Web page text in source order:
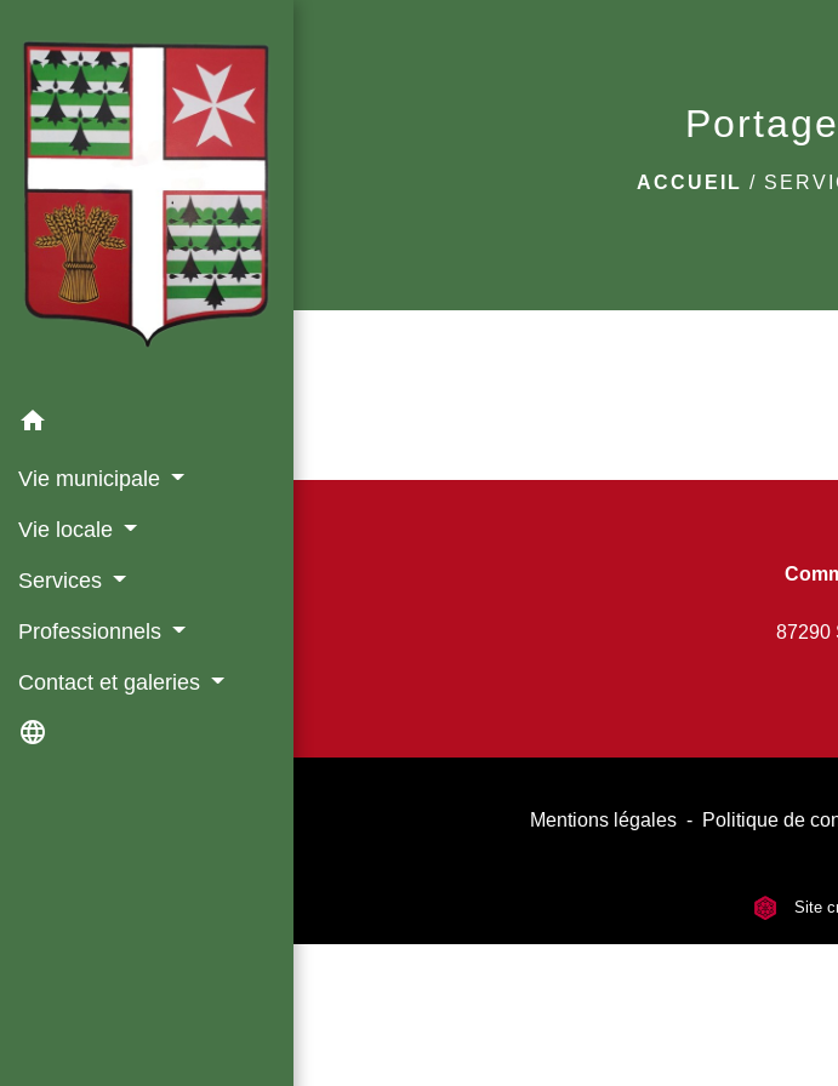
home
Vie municipale
Vie locale
Services
Professionnels
Contact et galeries
language
ACCUEIL /
87290
Mentions légales - Politique de
Site